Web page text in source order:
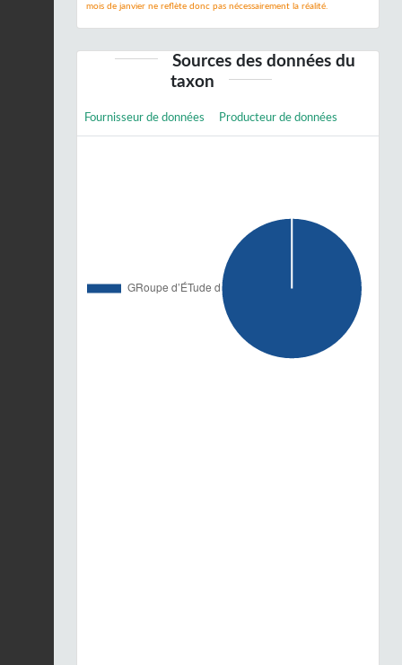
mois de janvier ne reflète donc pas nécessairement la réalité.
Sources des données du
taxon
Fournisseur de données Producteur de données